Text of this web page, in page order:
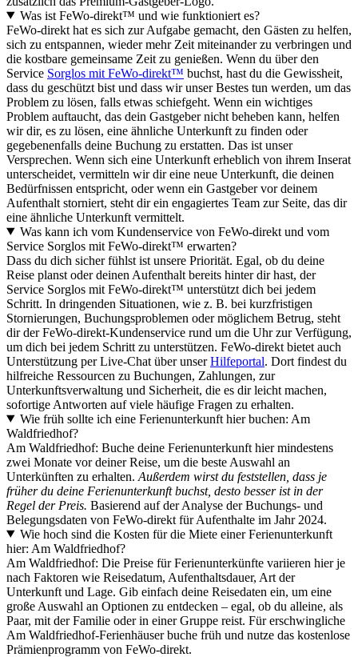
Was ist FeWo-direkt™ und wie funktioniert es?
FeWo-direkt hat es sich zur Aufgabe gemacht, den Gästen zu helfen,
sich zu entspannen, wieder mehr Zeit miteinander zu verbringen und
die kostbare gemeinsame Zeit zu genießen. Wenn du über den
Service Sorglos mit FeWo-direkt™ buchst, hast du die Gewissheit,
dass du geschützt bist und dass wir unser Bestes tun werden, um das
Problem zu lösen, falls etwas schiefgeht. Wenn ein wichtiges
Problem auftaucht, das dein Gastgeber nicht beheben kann, helfen
wir dir, es zu lösen, eine ähnliche Unterkunft zu finden oder
gegebenenfalls deine Buchung zu erstatten. Das ist unser
Versprechen. Wenn sich eine Unterkunft erheblich von ihrem Inserat
unterscheidet, vermitteln wir dir eine neue Unterkunft, die deinen
Bedürfnissen entspricht, oder wenn ein Gastgeber vor deinem
Aufenthalt storniert, steht dir ein engagiertes Team zur Seite, das dir
eine ähnliche Unterkunft vermittelt.
Was kann ich vom Kundenservice von FeWo-direkt und vom
Service Sorglos mit FeWo-direkt™ erwarten?
Dass du dich sicher fühlst ist unsere Priorität. Egal, ob du deine
Reise planst oder deinen Aufenthalt bereits hinter dir hast, der
Service Sorglos mit FeWo-direkt™ unterstützt dich bei jedem
Schritt. In dringenden Situationen, wie z. B. bei kurzfristigen
Stornierungen, Buchungsproblemen oder möglichem Betrug, steht
dir der FeWo-direkt-Kundenservice rund um die Uhr zur Verfügung,
um dich bei jedem Schritt zu unterstützen. FeWo-direkt bietet auch
Unterstützung per Live-Chat über unserHilfeportal. Dort findest du
hilfreiche Ressourcen zu Buchungen, Zahlungen, zur
Unterkunftsverwaltung und Sicherheit, die es dir leicht machen,
sofortige Antworten auf viele häufige Fragen zu erhalten.
Wie früh sollte ich eine Ferienunterkunft hier buchen: Am
Waldfriedhof?
Am Waldfriedhof: Buche deine Ferienunterkunft hier mindestens
zwei Monate vor deiner Reise, um die beste Auswahl an
Unterkünften zu erhalten. Außerdem wirst du feststellen, dass je
früher du deine Ferienunterkunft buchst, desto besser ist in der
Regel der Preis. Basierend auf der Analyse der Buchungs- und
Belegungsdaten von FeWo-direkt für Aufenthalte im Jahr 2024.
Wie hoch sind die Kosten für die Miete einer Ferienunterkunft
hier: Am Waldfriedhof?
Am Waldfriedhof: Die Preise für Ferienunterkünfte variieren hier je
nach Faktoren wie Reisedatum, Aufenthaltsdauer, Art der
Unterkunft und Lage. Gib einfach deine Reisedaten ein, um eine
große Auswahl an Optionen zu entdecken – egal, ob du alleine, als
Paar, mit der Familie oder in einer Gruppe reist. Für erschwingliche
Am Waldfriedhof-Ferienhäuser buche früh und nutze das kostenlose
Prämienprogramm von FeWo-direkt.